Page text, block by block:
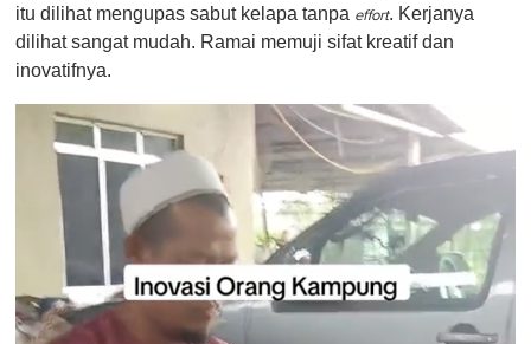
itu dilihat mengupas sabut kelapa tanpa effort. Kerjanya
dilihat sangat mudah. Ramai memuji sifat kreatif dan
inovatifnya.